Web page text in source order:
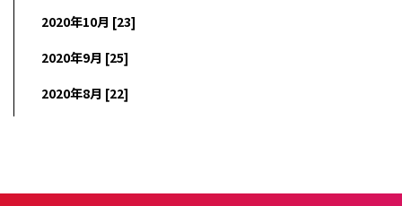
2020年10月 [23]
2020年9月 [25]
2020年8月 [22]